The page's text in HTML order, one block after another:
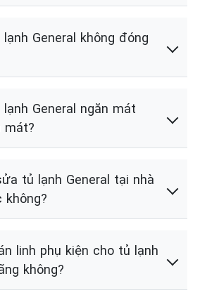
General không đóng
General ngăn mát
mát?
tủ lạnh General tại nhà
linh phụ kiện cho tủ lạnh
không?